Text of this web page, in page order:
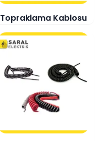
Topraklama Kablosu